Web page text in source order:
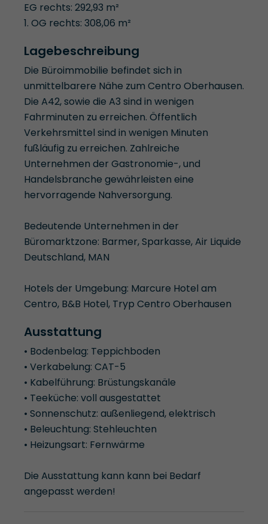
EG rechts: 292,93 m²
1. OG rechts: 308,06 m²
Lagebeschreibung
Die Büroimmobilie befindet sich in
unmittelbarere Nähe zum Centro Oberhausen.
Die A42, sowie die A3 sind in wenigen
Fahrminuten zu erreichen. Öffentlich
Verkehrsmittel sind in wenigen Minuten
fußläufig zu erreichen. Zahlreiche
Unternehmen der Gastronomie-, und
Handelsbranche gewährleisten eine
hervorragende Nahversorgung.
Bedeutende Unternehmen in der
Büromarktzone: Barmer, Sparkasse, Air Liquide
Deutschland, MAN
Hotels der Umgebung: Marcure Hotel am
Centro, B&B Hotel, Tryp Centro Oberhausen
Ausstattung
• Bodenbelag: Teppichboden
• Verkabelung: CAT-5
• Kabelführung: Brüstungskanäle
• Teeküche: voll ausgestattet
• Sonnenschutz: außenliegend, elektrisch
• Beleuchtung: Stehleuchten
• Heizungsart: Fernwärme
Die Ausstattung kann kann bei Bedarf
angepasst werden!